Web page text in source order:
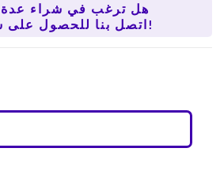
هل ترغب في شراء عدة
اتصل بنا للحصول على سعر أفضل!